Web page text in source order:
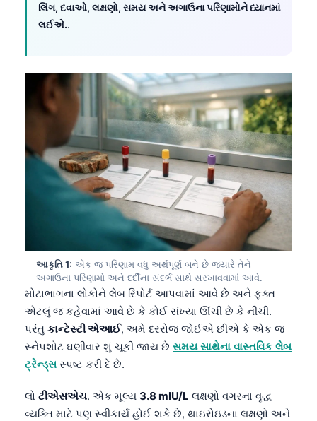
લિંગ, દવાઓ, લક્ષણો, સમય અને અગાઉના પરિણામોને ધ્યાનમાં
લઈએ..
આકૃતિ 1: એક જ પરિણામ વધુ અર્થપૂર્ણ બને છે જ્યારે તેને
અગાઉના પરિણામો અને દર્દીના સંદર્ભ સાથે સરખાવવામાં આવે.
મોટાભાગના લોકોને લેબ રિપોર્ટ આપવામાં આવે છે અને ફક્ત
એટલું જ કહેવામાં આવે છે કે કોઈ સંખ્યા ઊંચી છે કે નીચી.
પરંતુ કાન્ટેસ્ટી એઆઈ, અમે દરરોજ જોઈએ છીએ કે એક જ
સ્નેપશોટ ઘણીવાર શું ચૂકી જાય છે સમય સાથેના વાસ્તવિક લેબ
ટ્રેન્ડ્સસ્પષ્ટ કરી દે છે.
લો ટીએસએચ. એક મૂલ્ય 3.8 mIU/L લક્ષણો વગરના વૃદ્ધ
વ્યક્તિ માટે પણ સ્વીકાર્ય હોઈ શકે છે, થાઇરોઇડના લક્ષણો અને